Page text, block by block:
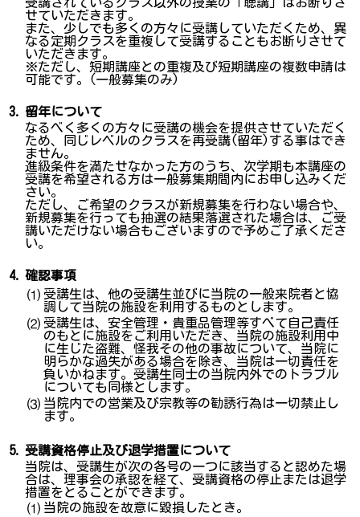
せていただきます。
また、少しでも多くの方々に受講していただくため、異
なる定期クラスを重複して受講することもお断りさせて
いただきます。
※ただし、短期講座との重複及び短期講座の複数申請は
可能です。(一般募集のみ)
3. 留年について
なるべく多くの方々に受講の機会を提供させていただく
ため、同じレベルのクラスを再受講(留年)する事はでき
ません。
進級条件を満たせなかった方のうち、次学期も本講座の
受講を希望される方は一般募集期間内にお申し込みくだ
さい。
ただし、ご希望のクラスが新規募集を行わない場合や、
新規募集を行っても抽選の結果落選された場合は、ご受
講いただけない場合もございますので予めご了承くださ
い。
4. 確認事項
⑴ 受講生は、他の受講生並びに当院の一般来院者と協
調して当院の施設を利用するものとします。
⑵ 受講生は、安全管理・貴重品管理等すべて自己責任
のもとに施設をご利用いただき、当院の施設利用中
に生じた盗難、怪我その他の事故について、当院に
明らかな過失がある場合を除き、当院は一切責任を
負いかねます。受講生同士の当院内外でのトラブル
についても同様とします。
⑶ 当院内での営業及び宗教等の勧誘行為は一切禁止し
ます。
5. 受講資格停止及び退学措置について
当院は、受講生が次の各号の一つに該当すると認めた場
合は、理事会の承認を経て、受講資格の停止または退学
措置をとることができます。
⑴ 当院の施設を故意に毀損したとき。